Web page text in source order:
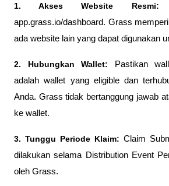
1. Akses Website
app.grass.io/dashboard. Grass
ada website lain yang dapat digunakan
2. Hubungkan Wallet: Pastikan
adalah wallet yang eligible dan
Anda. Grass tidak bertanggung jawab
ke wallet.
3. Tunggu Periode Klaim: Claim
dilakukan selama Distribution Event
oleh Grass.